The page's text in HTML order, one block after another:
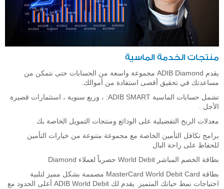
منتجات الخدمة الماسية
يقدم ADIB Diamond مجموعة واسعة من الحسابات حتى نتمكن من
مساعدتك في تحقيق أقصى استفادة من أموالك.
تشمل حسابات الماسية ADIB SMART: ، وربع سنوية ، استثمارات قصيرة
الأجل .
معدلات الربح التفضيلية على الودائع ومنتجات التمويل الخاصة بك
برامج تكافل التأمين الخاصة مع مجموعة متنوعة من خيارات التأمين
للحفاظ على راحة البال
بطاقة الخصم المباشر World Debit حصرياً لعملاء Diamond
بطاقة MasterCard World Debit Card مصممة بشكل مميز لتلبية
احتياجات نمط حياتك المتميز. يقدم لك ADIB World Debit أعلى الحدود مع